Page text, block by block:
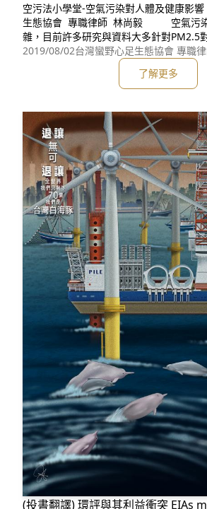
空污法小學堂-空氣污染對人體及健康影響 文 / 台灣蠻野心足
生態協會 專職律師 林尚毅 空氣污染物的成分極為複
雜，目前許多研究與資料大多針對PM2.5
討論，以下僅提供較為具體的內容，作為
獻當中仍有相當多的資料可以自行查閱。 依據世界衛生
組織（WHO）網站資料顯示，「2016
2019/08/02台灣蠻野心足生態協會 專職
了解更多
(投書翻譯) 環評與其利益衝突 EIAs